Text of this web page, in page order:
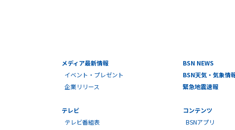
メディア最新情報
イベント・プレゼント
企業リリース
テレビ
テレビ番組表
BSN NEWS
BSN天気・気象情
緊急地震速報
コンテンツ
BSNアプリ